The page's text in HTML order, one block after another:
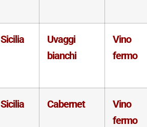
Sicilia
Uvaggi
bianchi
Vino
fermo
Sicilia Cabernet
Vino
fermo